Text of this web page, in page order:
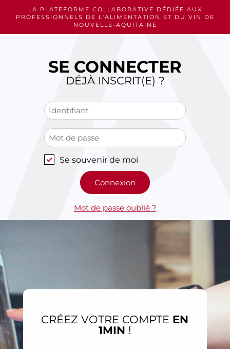
content
LA PLATEFORME COLLABORATIVE DÉDIÉE AUX
PROFESSIONNELS DE L'ALIMENTATION ET DU VIN DE
NOUVELLE-AQUITAINE
SE CONNECTER
DÉJÀ INSCRIT(E) ?
Se souvenir de moi
Mot de passe oublié ?
CRÉEZ VOTRE COMPTE EN
1MIN !